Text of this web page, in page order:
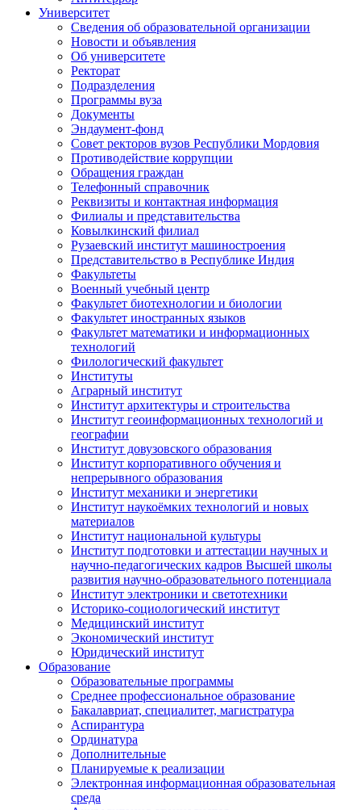
Университет
Сведения об образовательной организации
Новости и объявления
Об университете
Ректорат
Подразделения
Программы вуза
Документы
Эндаумент-фонд
Совет ректоров вузов Республики Мордовия
Противодействие коррупции
Обращения граждан
Телефонный справочник
Реквизиты и контактная информация
Филиалы и представительства
Ковылкинский филиал
Рузаевский институт машиностроения
Представительство в Республике Индия
Факультеты
Военный учебный центр
Факультет биотехнологии и биологии
Факультет иностранных языков
Факультет математики и информационных
технологий
Филологический факультет
Институты
Аграрный институт
Институт архитектуры и строительства
Институт геоинформационных технологий и
географии
Институт довузовского образования
Институт корпоративного обучения и
непрерывного образования
Институт механики и энергетики
Институт наукоёмких технологий и новых
материалов
Институт национальной культуры
Институт подготовки и аттестации научных и
научно-педагогических кадров Высшей школы
развития научно-образовательного потенциала
Институт электроники и светотехники
Историко-социологический институт
Медицинский институт
Экономический институт
Юридический институт
Образование
Образовательные программы
Среднее профессиональное образование
Бакалавриат, специалитет, магистратура
Аспирантура
Ординатура
Дополнительные
Планируемые к реализации
Электронная информационная образовательная
среда